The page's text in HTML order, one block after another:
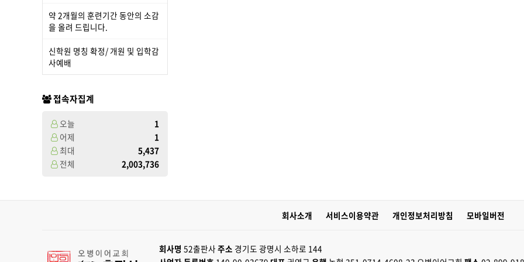
약 2개월의 훈련기간 동안의 소감
을 올려 드립니다.
신학원 명칭 확정/ 개원 및 입학감
사예배
접속자집계
오늘
1
어제
1
최대
5,437
전체
2,003,736
회사소개 서비스이용약관 개인정보처리방침 모바일버전
회사명 52출판사 주소 경기도 광명시 소하로 144